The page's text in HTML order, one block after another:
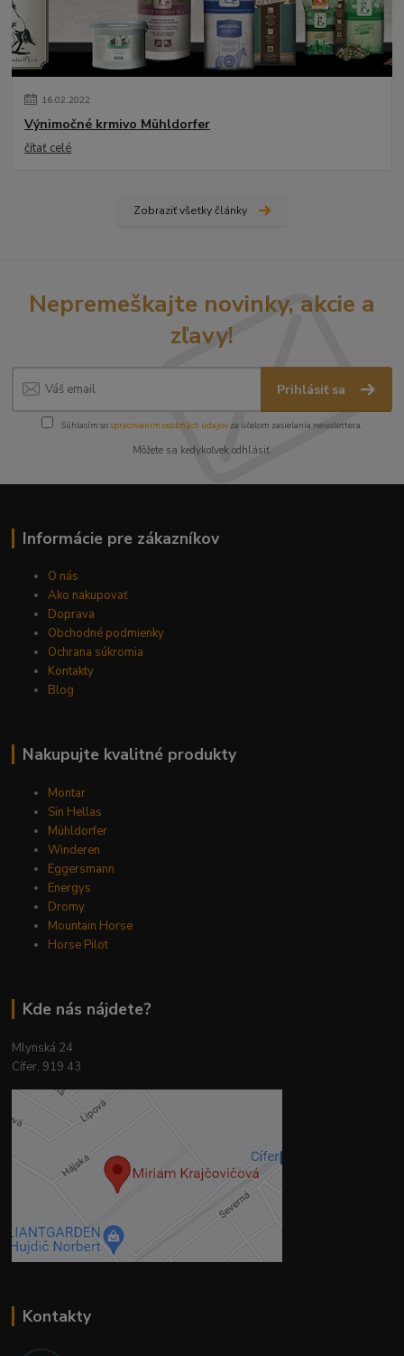
16.02.2022
Výnimočné krmivo Mühldorfer
čítať celé
Zobraziť všetky články
Nepremeškajte novinky, akcie a
zľavy!
Prihlásiť sa
Súhlasím sospracovaním osobných údajov za účelom zasielania newslettera.
Môžete sa kedykoľvek odhlásiť.
Informácie pre zákazníkov
O nás
Ako nakupovať
Doprava
Obchodné podmienky
Ochrana súkromia
Kontakty
Blog
Nakupujte kvalitné produkty
Montar
Sin Hellas
Mühldorfer
Winderen
Eggersmann
Energys
Dromy
Mountain Horse
Horse Pilot
Kde nás nájdete?
Mlynská 24
Cífer, 919 43
Kontakty